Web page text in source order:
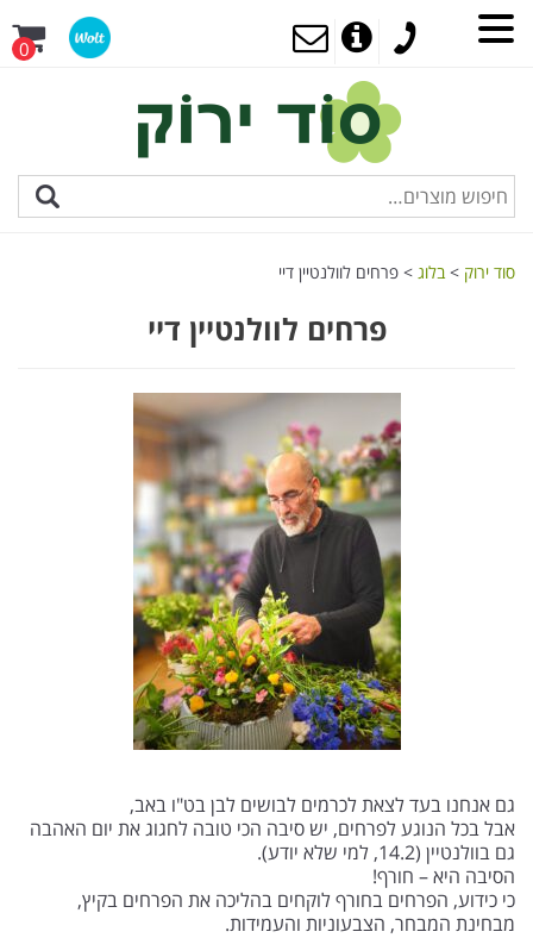
0
סוד ירוק >בלוג > פרחים לוולנטיין דיי
פרחים לוולנטיין דיי
גם אנחנו בעד לצאת לכרמים לבושים לבן בט"ו באב,
אבל בכל הנוגע לפרחים, יש סיבה הכי טובה לחגוג את יום האהבה
גם בוולנטיין (14.2, למי שלא יודע).
הסיבה היא – חורף!
כי כידוע, הפרחים בחורף לוקחים בהליכה את הפרחים בקיץ,
מבחינת המבחר, הצבעוניות והעמידות.